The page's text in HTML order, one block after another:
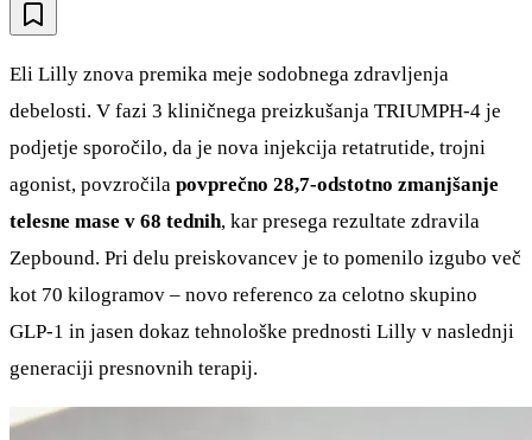
Eli Lilly znova premika meje sodobnega zdravljenja
debelosti. V fazi 3 kliničnega preizkušanja TRIUMPH-4 je
podjetje sporočilo, da je nova injekcija retatrutide, trojni
agonist, povzročila povprečno 28,7-odstotno zmanjšanje
telesne mase v 68 tednih, kar presega rezultate zdravila
Zepbound. Pri delu preiskovancev je to pomenilo izgubo več
kot 70 kilogramov – novo referenco za celotno skupino
GLP-1 in jasen dokaz tehnološke prednosti Lilly v naslednji
generaciji presnovnih terapij.